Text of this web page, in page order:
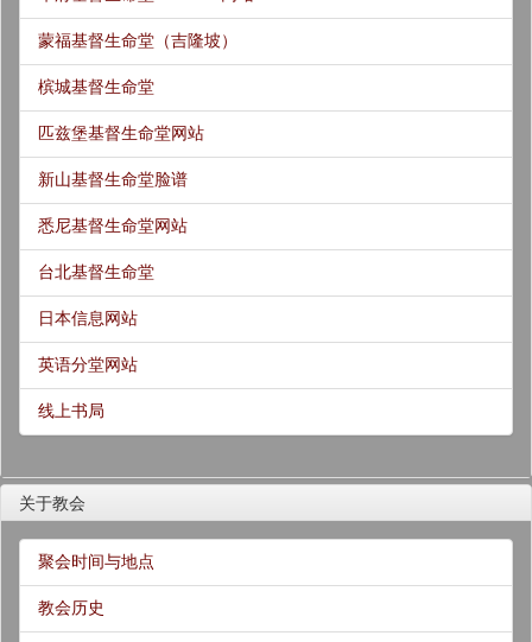
蒙福基督生命堂（吉隆坡）
槟城基督生命堂
匹兹堡基督生命堂网站
新山基督生命堂脸谱
悉尼基督生命堂网站
台北基督生命堂
日本信息网站
英语分堂网站
线上书局
关于教会
聚会时间与地点
教会历史